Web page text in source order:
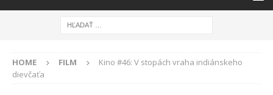
HOME FILM
Kino #46: V stopách vraha indiánskeho
dievčaťa